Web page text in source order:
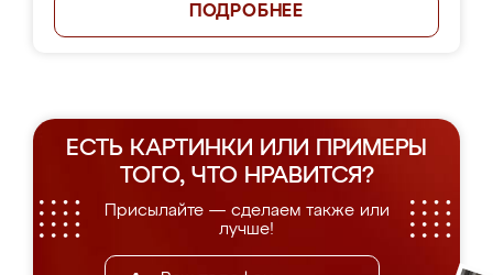
ПОДРОБНЕЕ
ЕСТЬ КАРТИНКИ ИЛИ ПРИМЕРЫ
ТОГО, ЧТО НРАВИТСЯ?
Присылайте — сделаем также или
лучше!